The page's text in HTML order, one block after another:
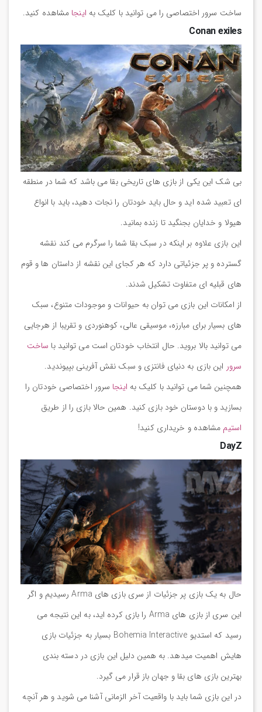
ساخت سرور اختصاصی را می توانید با کلیک به اینجا مشاهده کنید.
Conan exiles
بی شک این یکی از بازی های تاریخی بقا می باشد که شما در منطقه
ای تعبید شده اید و حال باید خودتان را نجات دهید، باید با انواع
هیولا و خدایان بجنگید تا زنده بمانید.
این بازی علاوه بر اینکه در سبک بقا شما را سرگرم می کند نقشه
گسترده و پر جزئیاتی دارد که هر کجای این نقشه از داستان ها و قوم
های قبلیه ای متفاوت تشکیل شدند.
از امکانات این بازی می توان به حیوانات و موجودات متنوع، سبک
های بسیار برای مبارزه، موسیقی عالی، کوهنوردی و تقریبا از هرجایی
می توانید بالا بروید. حال انتخاب خودتان است می توانید با ساخت
سرور این بازی به دنیای فانتزی و سبک نقش آفرینی بپیوندید.
همچنین شما می توانید با کلیک به اینجا سرور اختصاصی خودتان را
بسازید و با دوستان خود بازی کنید. همین حالا بازی را از طریق
استیم مشاهده و خریداری کنید!
DayZ
حال به یک بازی پر جزئیات از سری بازی های Arma رسیدیم و اگر
این سری از بازی های Arma را بازی کرده اید، به این نتیجه می
رسید که استدیو Bohemia Interactive بسیار به جزئیات بازی
هایش اهمیت میدهد. به همین دلیل این بازی در دسته بندی
بهترین بازی های بقا و جهان باز قرار می گیرد.
در این بازی شما باید با واقعیت آخر الزمانی آشنا می شوید و هر آنچه